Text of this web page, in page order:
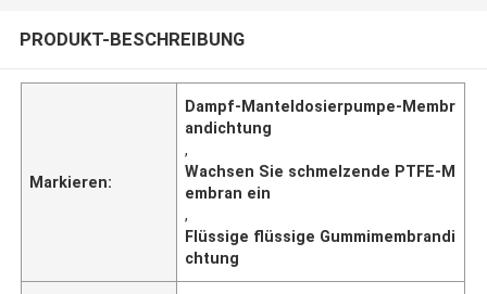
PRODUKT-BESCHREIBUNG
Markieren:
Dampf-Manteldosierpumpe-Membr
andichtung
,
Wachsen Sie schmelzende PTFE-M
embran ein
,
Flüssige flüssige Gummimembrandi
chtung